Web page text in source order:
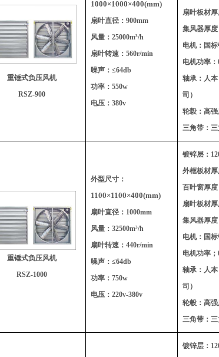
重锤式负压风机
RSZ-900
1000×1000×400(mm)
扇叶直径：900mm
风量：25000m³/h
扇叶转速：560r/min
噪声：≤64db
功率：550w
电压：380v
扇叶板材
集风器厚
电机：国
电机功率
轴承：人
司）
轮毂：高
三角带：
重锤式负压风机
RSZ-1000
外型尺寸：
1100×1100×400(mm)
扇叶直径：1000mm
风量：32500m³/h
扇叶转速：440r/min
噪声：≤64db
功率：750w
电压：220v-380v
镀锌层：
外框板材
百叶窗厚度
扇叶板材
集风器厚
电机：国
电机功率
轴承：人
司）
轮毂：高
三角带：
镀锌层：